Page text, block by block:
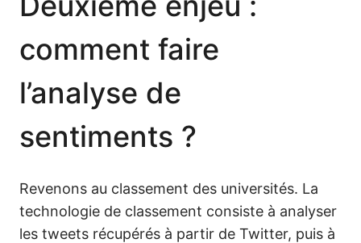
comment faire
l’analyse de
sentiments ?
Revenons au classement des universités. La
technologie de classement consiste à analyser
les tweets récupérés à partir de Twitter, puis à